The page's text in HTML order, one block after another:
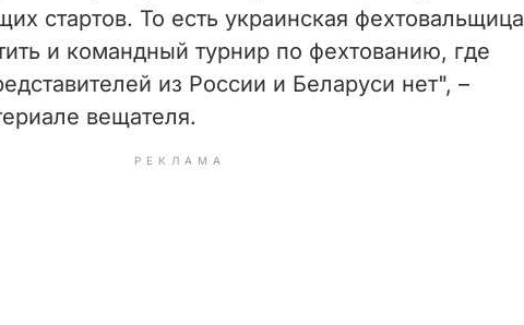
стартов. То есть украинская фехтовальщица
и командный турнир по фехтованию, где
из России и Беларуси нет", –
вещателя.
РЕКЛАМА